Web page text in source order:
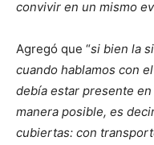
convivir en un mismo
Agregó que “si bien la
cuando hablamos con
debía estar presente
manera posible, es
cubiertas: con